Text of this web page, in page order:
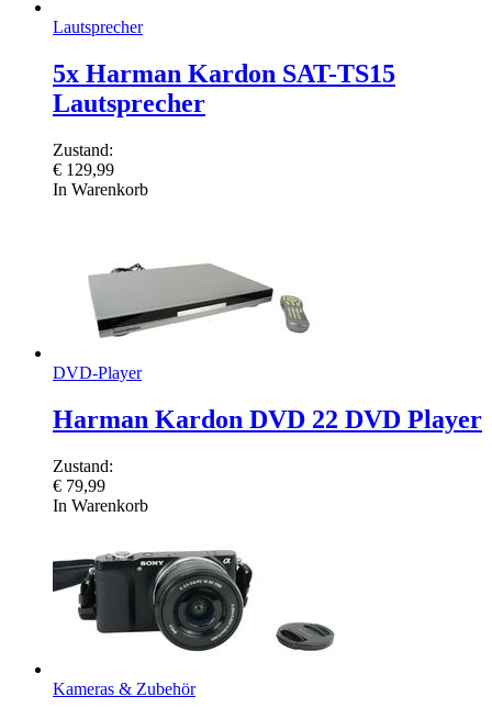
Lautsprecher
5x Harman Kardon SAT-TS15
Lautsprecher
Zustand:
€ 129,99
In Warenkorb
DVD-Player
Harman Kardon DVD 22 DVD Player
Zustand:
€ 79,99
In Warenkorb
Kameras & Zubehör